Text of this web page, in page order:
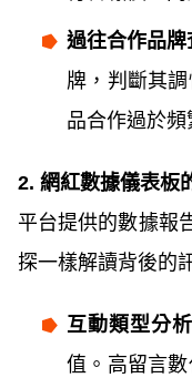
過往合作品牌
牌，判斷其
品合作過於頻
2. 網紅數據儀表板
平台提供的數據報
探一樣解讀背後的
互動類型分析
值。高留言